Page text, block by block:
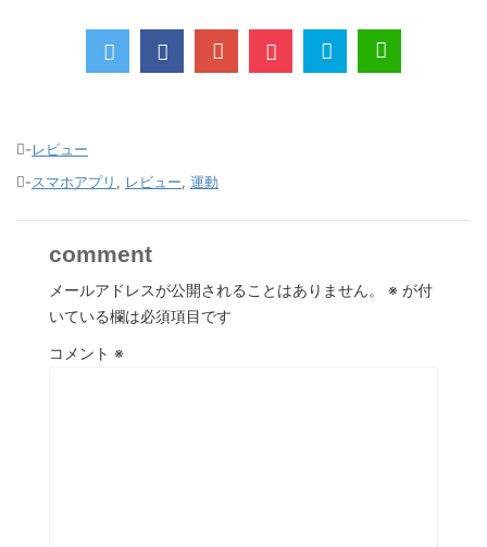
-レビュー
-スマホアプリ , レビュー, 運動
comment
メールアドレスが公開されることはありません。 ※ が付
いている欄は必須項目です
コメント ※